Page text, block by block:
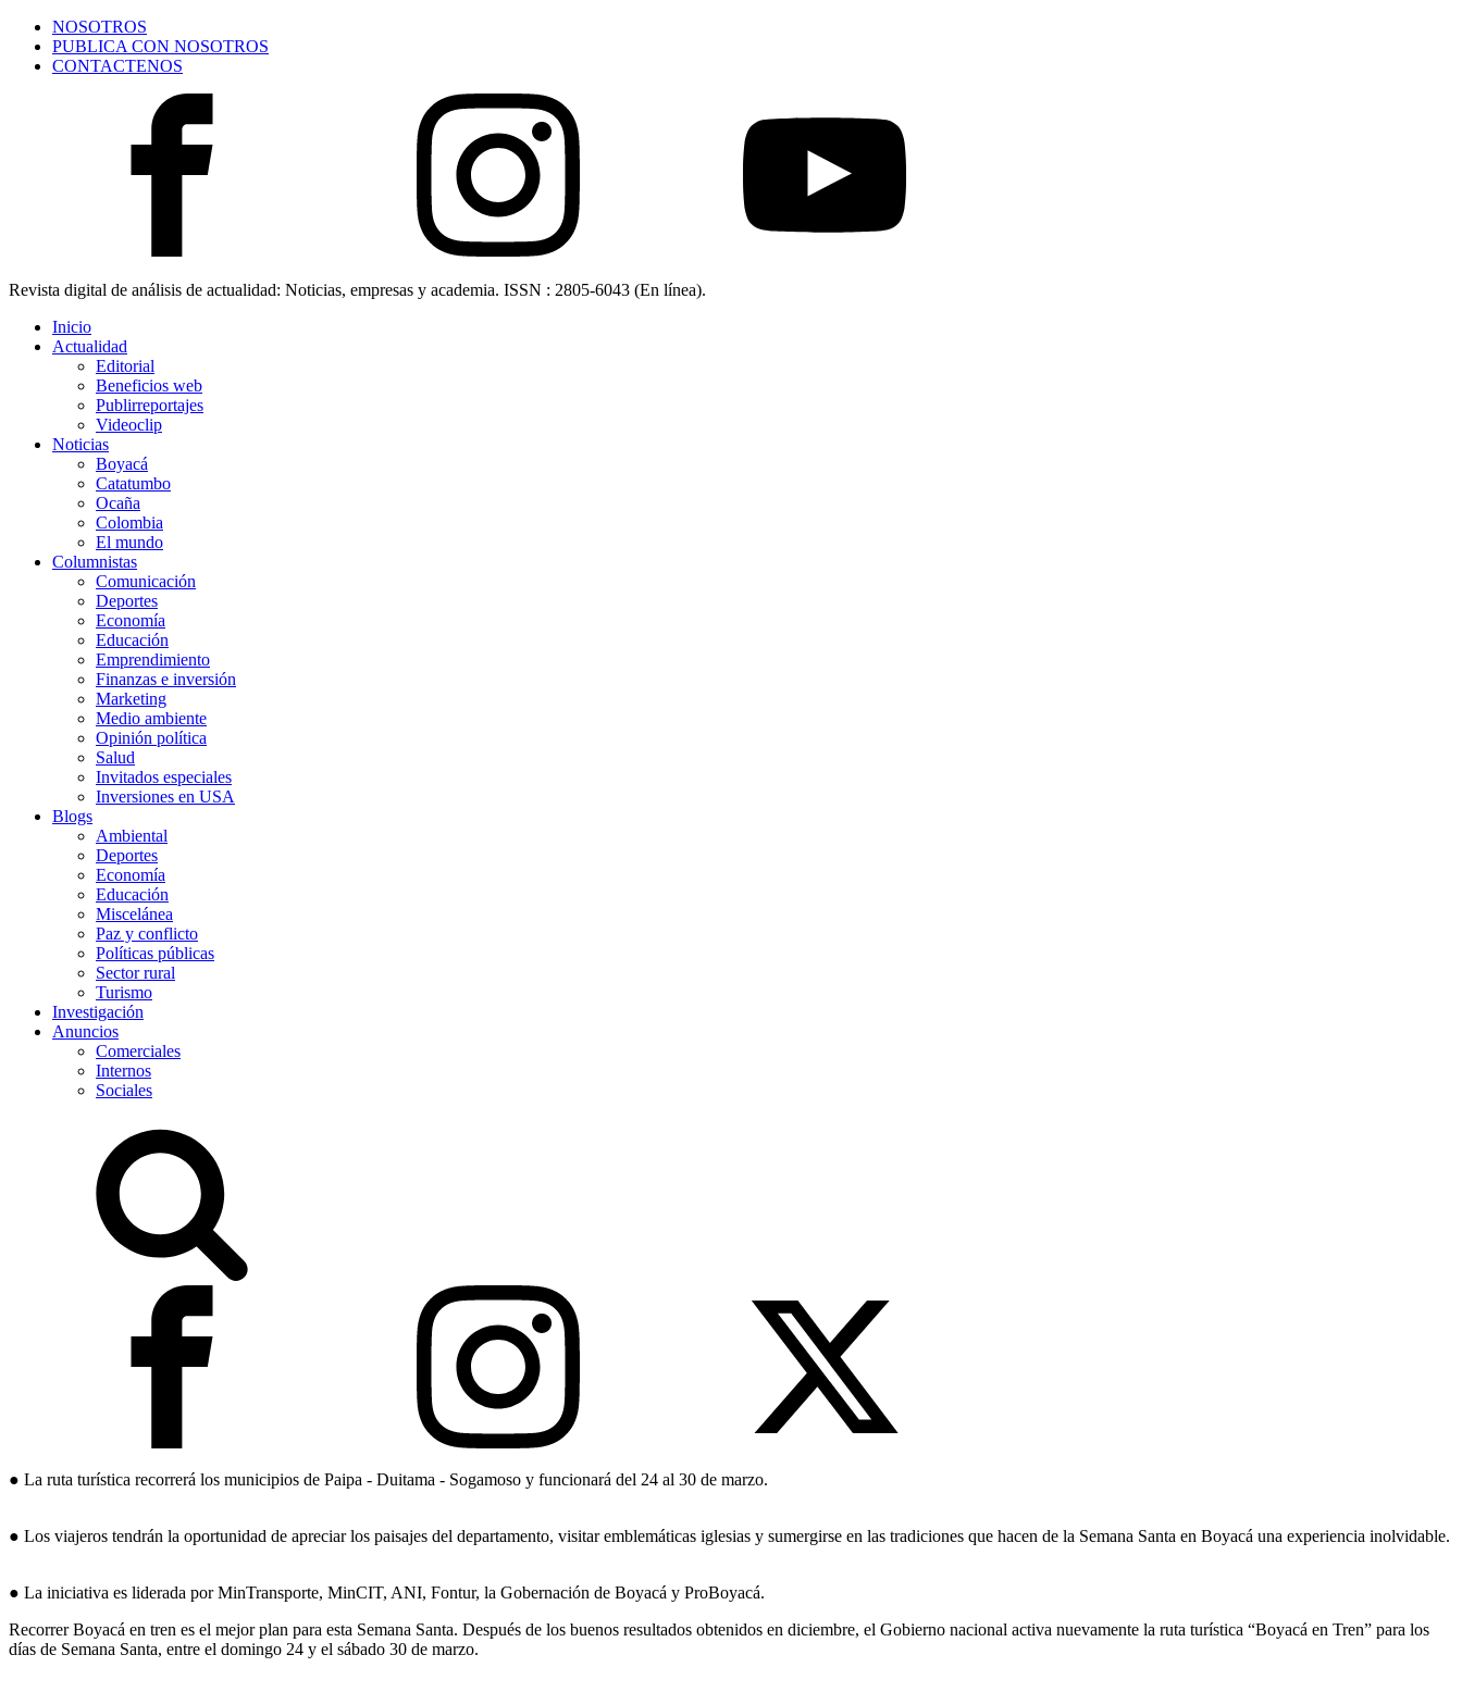
NOSOTROS
PUBLICA CON NOSOTROS
CONTACTENOS
Revista digital de análisis de actualidad: Noticias, empresas y academia. ISSN : 2805-6043 (En línea).
Inicio
Actualidad
Editorial
Beneficios web
Publirreportajes
Videoclip
Noticias
Boyacá
Catatumbo
Ocaña
Colombia
El mundo
Columnistas
Comunicación
Deportes
Economía
Educación
Emprendimiento
Finanzas e inversión
Marketing
Medio ambiente
Opinión política
Salud
Invitados especiales
Inversiones en USA
Blogs
Ambiental
Deportes
Economía
Educación
Miscelánea
Paz y conflicto
Políticas públicas
Sector rural
Turismo
Investigación
Anuncios
Comerciales
Internos
Sociales
● La ruta turística recorrerá los municipios de Paipa - Duitama - Sogamoso y funcionará del 24 al 30 de marzo.
● Los viajeros tendrán la oportunidad de apreciar los paisajes del departamento, visitar emblemáticas iglesias y sumergirse en las tradiciones que hacen de la Semana Santa en Boyacá una experiencia inolvidable.
● La iniciativa es liderada por MinTransporte, MinCIT, ANI, Fontur, la Gobernación de Boyacá y ProBoyacá.
Recorrer Boyacá en tren es el mejor plan para esta Semana Santa. Después de los buenos resultados obtenidos en diciembre, el Gobierno nacional activa nuevamente la ruta turística “Boyacá en Tren” para los
días de Semana Santa, entre el domingo 24 y el sábado 30 de marzo.